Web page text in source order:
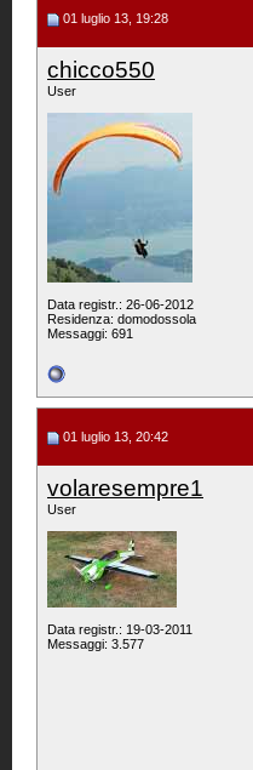
01 luglio 13, 19:28
chicco550
User
Data registr.: 26-06-2012
Residenza: domodossola
Messaggi: 691
01 luglio 13, 20:42
volaresempre1
User
Data registr.: 19-03-2011
Messaggi: 3.577